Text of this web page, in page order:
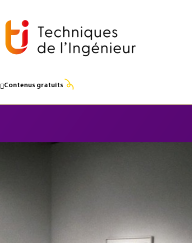
Contenus gratuits